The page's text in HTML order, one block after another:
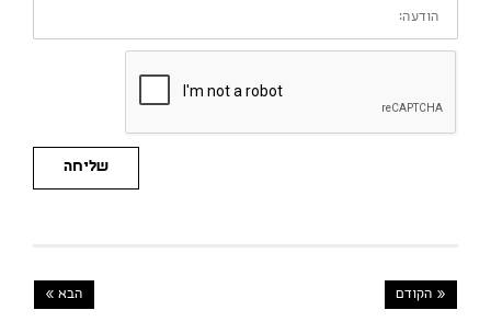
הודעה:
שליחה
« הקודם הבא »